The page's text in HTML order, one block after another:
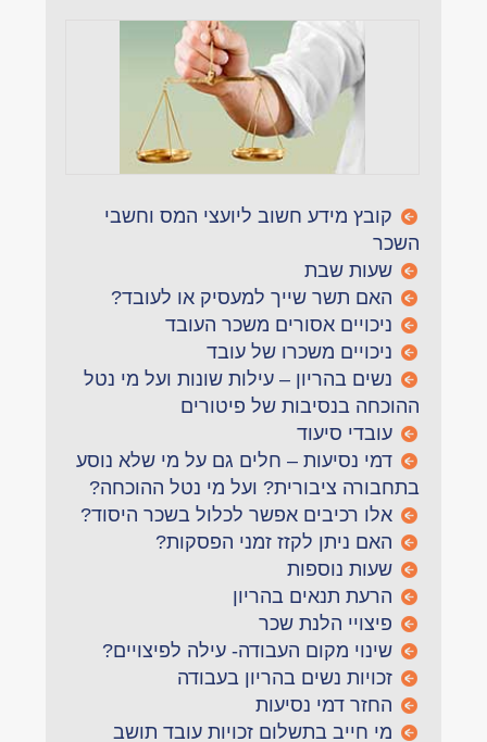
קובץ מידע חשוב ליועצי המס וחשבי
השכר
שעות שבת
האם תשר שייך למעסיק או לעובד?
ניכויים אסורים משכר העובד
ניכויים משכרו של עובד
נשים בהריון – עילות שונות ועל מי נטל
ההוכחה בנסיבות של פיטורים
עובדי סיעוד
דמי נסיעות – חלים גם על מי שלא נוסע
בתחבורה ציבורית? ועל מי נטל ההוכחה?
אלו רכיבים אפשר לכלול בשכר היסוד?
האם ניתן לקזז זמני הפסקות?
שעות נוספות
הרעת תנאים בהריון
פיצויי הלנת שכר
שינוי מקום העבודה- עילה לפיצויים?
זכויות נשים בהריון בעבודה
החזר דמי נסיעות
מי חייב בתשלום זכויות עובד תושב